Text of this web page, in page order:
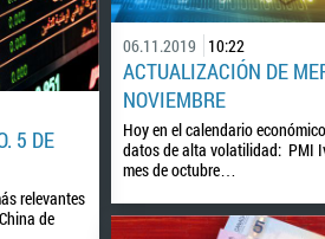
06.11.2019 10:22
ACTUALIZACIÓN DE
NOVIEMBRE
Hoy en el calendario
datos de alta volatilidad: PMI
mes de octubre…
5 DE
relevantes
de